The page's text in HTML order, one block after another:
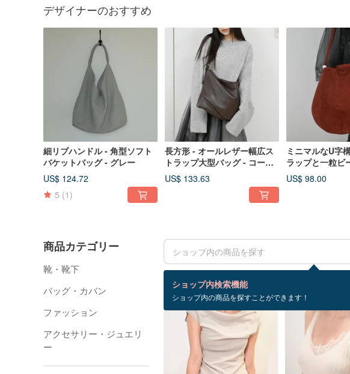
デザイナーのおすすめ
細リブハンドル - 角型ソフト
バケットバッグ - グレー
US$ 124.72
5 (1)
長方形 - オールレザー幅広ス
トラップ大型バッグ - コーヒ
ー
US$ 133.63
ミニマルなU字
ラップと一粒ビ
ッグ - 赤
US$ 98.00
商品カテゴリー
靴・靴下
バッグ・カバン
ファッション
アクセサリー・ジュエリ
ー
ショップ内検索機能
ショップ内の商品を探すことができます！
検索結果：477 件